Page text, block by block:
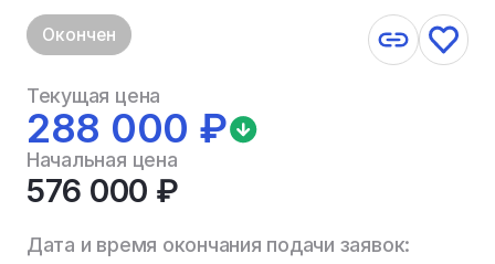
Окончен
Текущая цена
288 000 ₽
Начальная цена
576 000 ₽
Дата и время окончания подачи заявок: